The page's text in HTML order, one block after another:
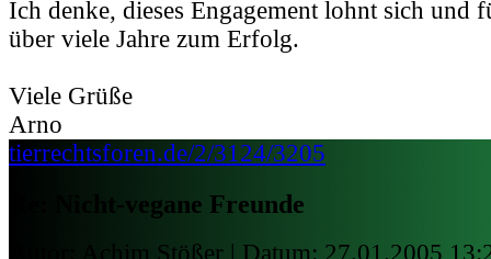
Ich denke, dieses Engagement lohnt sich und
über viele Jahre zum Erfolg.
Viele Grüße
Arno
tierrechtsforen.de/2/3124/3205
Re: Nicht-vegane Freunde
Autor: Achim Stößer | Datum: 27.01.2005